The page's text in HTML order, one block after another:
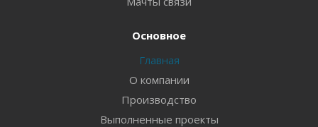
Основное
Главная
О компании
Производство
Выполненные проекты